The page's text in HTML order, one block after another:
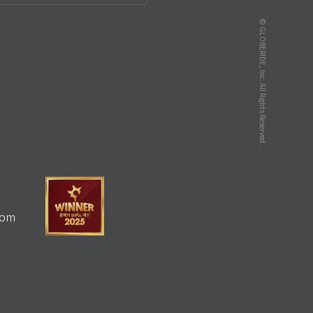
© GLOBERIDE, Inc. All Rights Reserved.